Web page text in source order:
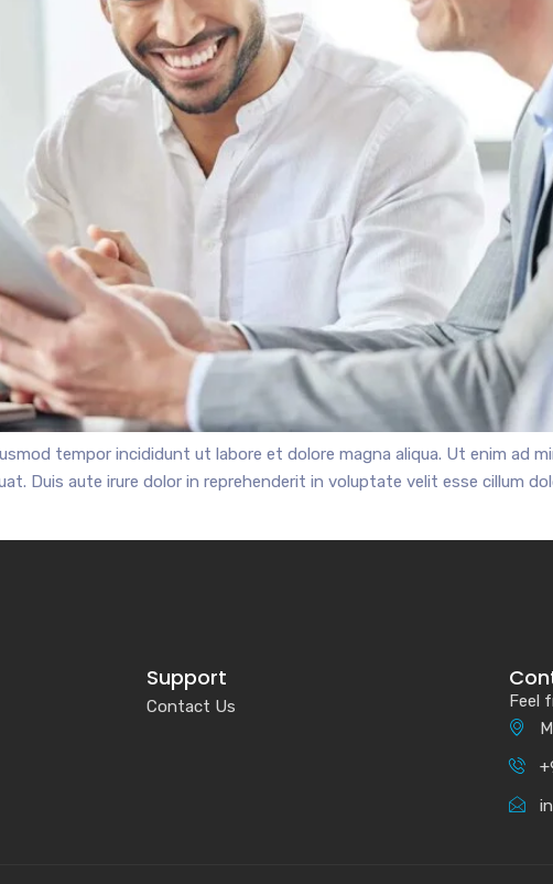
tempor incididunt ut labore et dolore magna aliqua. Ut enim ad
Duis aute irure dolor in reprehenderit in voluptate velit esse cillum
Support
Contact Us
Feel